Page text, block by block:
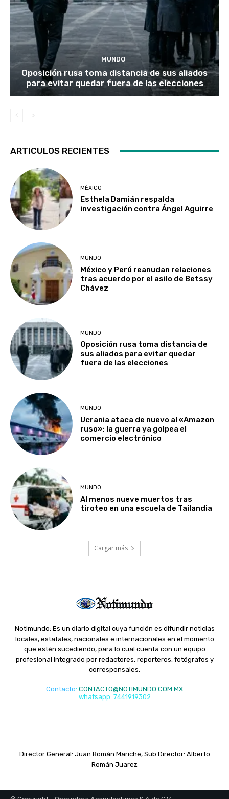
MUNDO
Oposición rusa toma distancia de sus aliados
para evitar quedar fuera de las elecciones
ARTICULOS RECIENTES
MÉXICO
Esthela Damián respalda
investigación contra Ángel Aguirre
MUNDO
México y Perú reanudan relaciones
tras acuerdo por el asilo de Betssy
Chávez
MUNDO
Oposición rusa toma distancia de
sus aliados para evitar quedar
fuera de las elecciones
MUNDO
Ucrania ataca de nuevo al «Amazon
ruso»; la guerra ya golpea el
comercio electrónico
MUNDO
Al menos nueve muertos tras
tiroteo en una escuela de Tailandia
Cargar más
Notimundo: Es un diario digital cuya función es difundir noticias
locales, estatales, nacionales e internacionales en el momento
que estén sucediendo, para lo cual cuenta con un equipo
profesional integrado por redactores, reporteros, fotógrafos y
corresponsales.
Contacto: CONTACTO@NOTIMUNDO.COM.MX
whatsapp: 7441919302
Director General: Juan Román Mariche, Sub Director: Alberto
Román Juarez